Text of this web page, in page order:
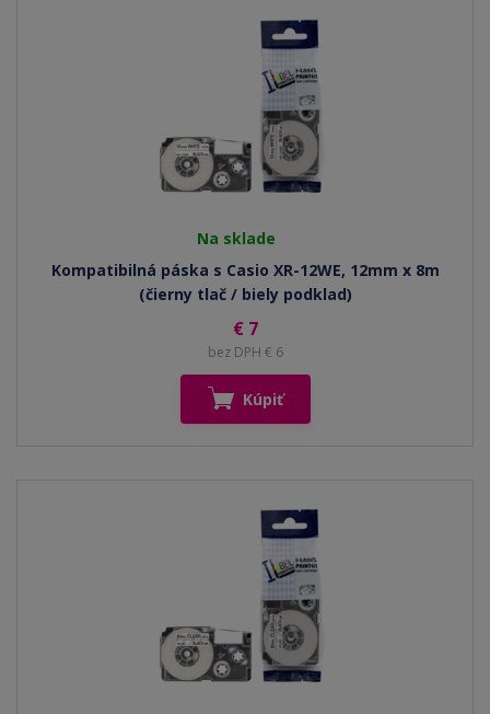
Na sklade
Kompatibilná páska s Casio XR-12WE, 12mm x 8m
(čierny tlač / biely podklad)
€ 7
bez DPH € 6
Kúpiť